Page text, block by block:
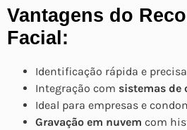
Vantagens do
Facial:
Identificação rápida e precisa
Integração com sistemas de
Ideal para empresas e
Gravação em nuvem com